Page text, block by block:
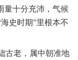
量十分充沛，气候
史时期”里根本不
古老，属中朝准地